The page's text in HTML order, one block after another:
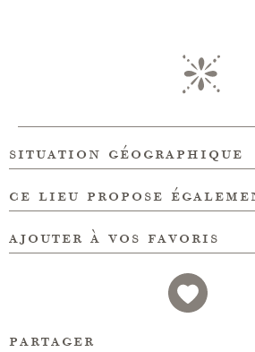
situation géographique
ce lieu propose
ajouter à vos favoris
partager